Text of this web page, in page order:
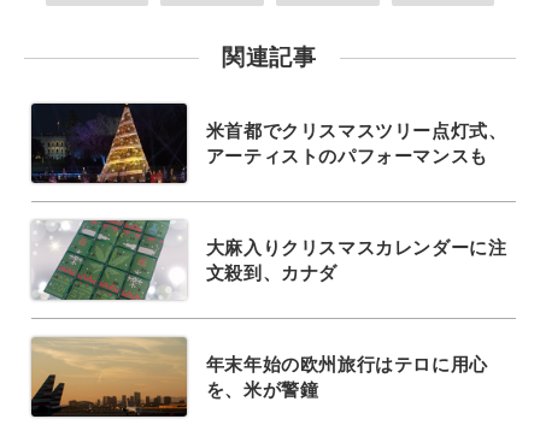
関連記事
米首都でクリスマスツリー点灯式、
アーティストのパフォーマンスも
大麻入りクリスマスカレンダーに注
文殺到、カナダ
年末年始の欧州旅行はテロに用心
を、米が警鐘